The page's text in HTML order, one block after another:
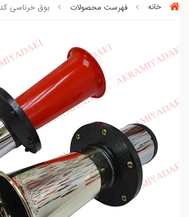
خانه فهرست محصولات بوق خرناسی کد 4018975634